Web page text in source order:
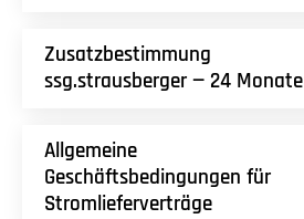
Zusatzbestimmung
ssg.strausberger — 24 Monate
Allgemeine
Geschäftsbedingungen für
Stromlieferverträge